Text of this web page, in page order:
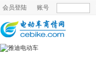
会员登陆 账号